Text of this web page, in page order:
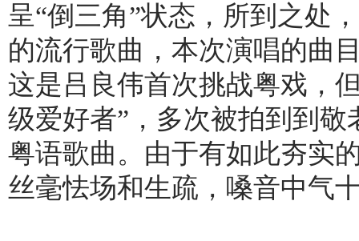
呈“倒三角”状态，所到之处
的流行歌曲，本次演唱的曲
这是吕良伟首次挑战粤戏，
级爱好者”，多次被拍到到
粤语歌曲。由于有如此夯实
丝毫怯场和生疏，嗓音中气